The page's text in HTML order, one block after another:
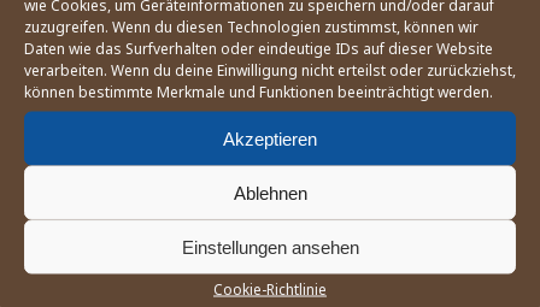
wie Cookies, um Geräteinformationen zu speichern und/oder darauf
zuzugreifen. Wenn du diesen Technologien zustimmst, können wir
Daten wie das Surfverhalten oder eindeutige IDs auf dieser Website
verarbeiten. Wenn du deine Einwilligung nicht erteilst oder zurückziehst,
können bestimmte Merkmale und Funktionen beeinträchtigt werden.
Akzeptieren
Ablehnen
Einstellungen ansehen
Cookie-Richtlinie
Für die­sen Fall dro­hen unge­kann­te Ein­schnit­te in
der staat­li­chen und öffent­li­chen För­de­rung. Kaum
denk­bar, dass das Sys­tem von Stütz­punk­ten und
Trai­nern, die Koope­ra­ti­on mit dem Bun­des­in­nen­mi­
könn­te. Eher scheint der völ­li­ge Bedeu­tungs­ver­lust
AIBA ver­tre­ten zu sein, ergibt sich für den DBV, die
Spit­zen­sport­ler und den Staat ver­mut­lich eine kom­